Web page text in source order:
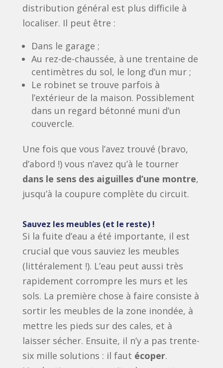
distribution général est plus difficile à
localiser. Il peut être :
Dans le garage ;
Au rez-de-chaussée, à une trentaine de
centimètres du sol, le long d’un mur ;
Le robinet se trouve parfois à
l’extérieur de la maison. Possiblement
dans un regard bétonné muni d’un
couvercle.
Une fois que vous l’avez trouvé (bravo,
d’abord !) vous n’avez qu’à le tourner
dans le sens des aiguilles d’une montre,
jusqu’à la coupure complète du circuit.
Sauvez les meubles (et le reste) !
Si la fuite d’eau a été importante, il est
crucial que vous sauviez les meubles
(littéralement !). L’eau peut aussi très
rapidement corrompre les murs et les
sols. La première chose à faire consiste à
sortir les meubles de la zone inondée, à
mettre les pieds sur des cales, et à
laisser sécher. Ensuite, il n’y a pas trente-
six mille solutions : il faut écoper.